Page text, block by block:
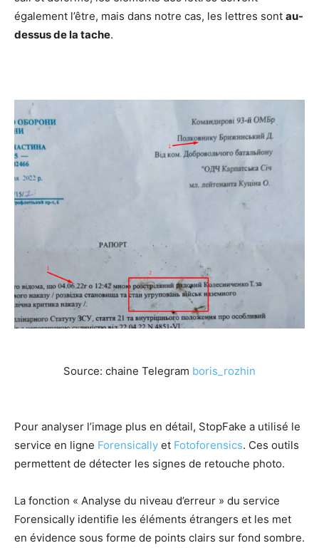
également l’être, mais dans notre cas, les lettres sont au-
dessus de la tache.
Source: chaine Telegram boris_rozhin
Pour analyser l’image plus en détail, StopFake a utilisé le
service en ligne Forensically et Fotoforensics. Ces outils
permettent de détecter les signes de retouche photo.
La fonction « Analyse du niveau d’erreur » du service
Forensically identifie les éléments étrangers et les met
en évidence sous forme de points clairs sur fond sombre.